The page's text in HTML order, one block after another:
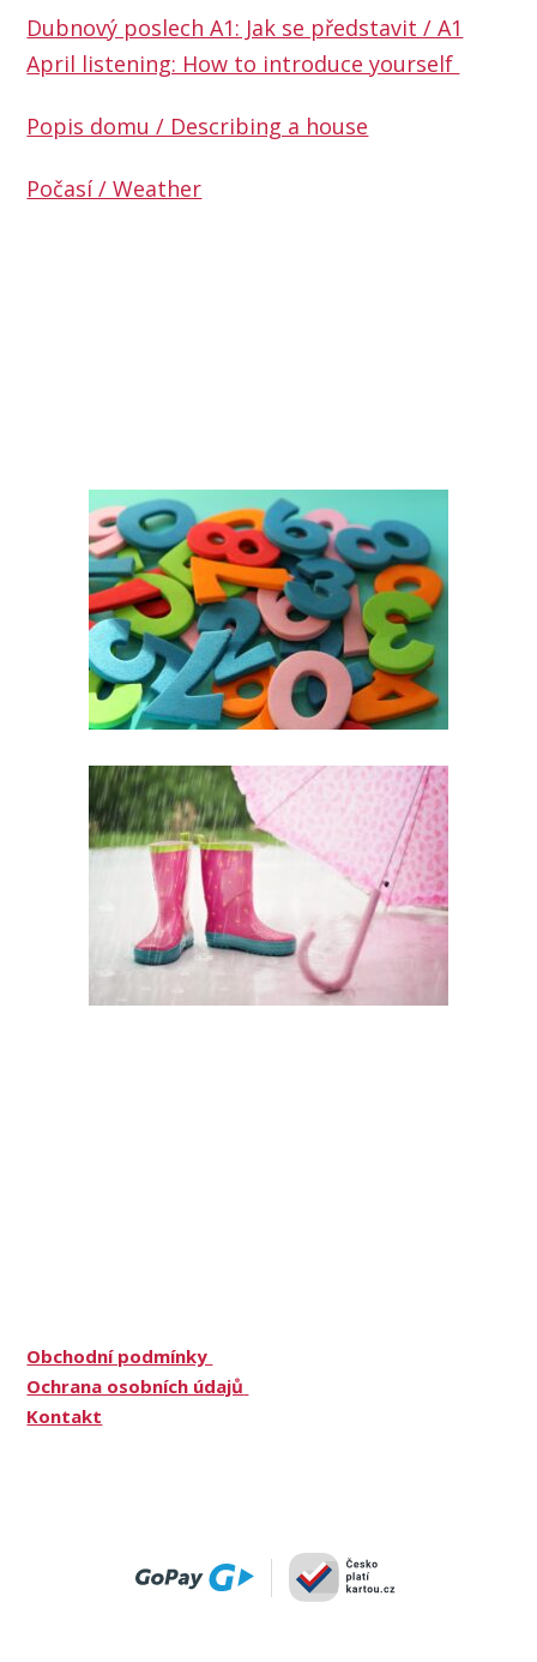
Dubnový poslech A1: Jak se představit / A1
April listening: How to introduce yourself
Popis domu / Describing a house
Počasí / Weather
Obchodní podmínky
Ochrana osobních údajů
Kontakt